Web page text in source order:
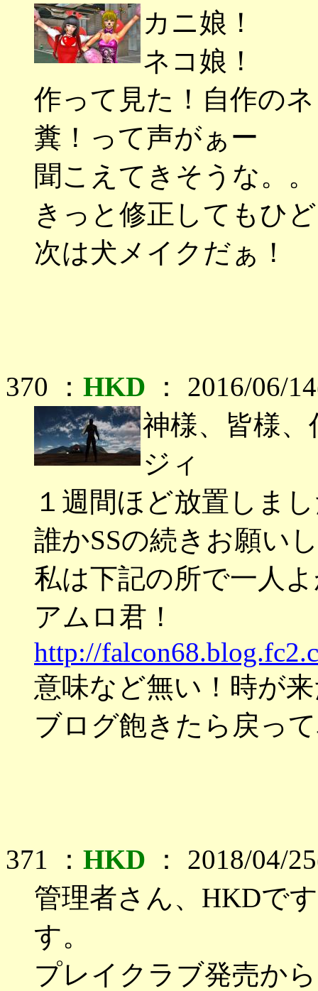
カニ娘！
ネコ娘！
作って見た！自作の
糞！って声がぁー
聞こえてきそうな。。
きっと修正してもひ
次は犬メイクだぁ！
370 ： HKD ： 2016/06/
神様、皆様
ジィ
１週間ほど放置しま
誰かSSの続きお願い
私は下記の所で一人
アムロ君！
http://
意味など無い！時が
ブログ飽きたら戻っ
371 ： HKD ： 2018/04/
管理者さん、HKDで
す。
プレイクラブ発売か